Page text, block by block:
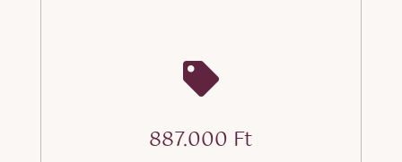

887.000 Ft